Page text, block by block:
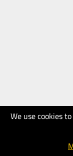
We use cookies